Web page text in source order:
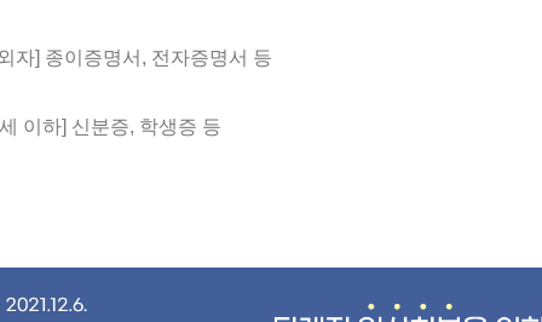
자] 종이증명서, 전자증명서 등
이하] 신분증, 학생증 등